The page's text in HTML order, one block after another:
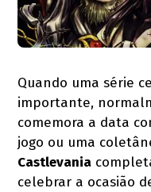
Quando uma série
importante,
comemora a data
jogo ou uma
Castlevania
celebrar a ocasião